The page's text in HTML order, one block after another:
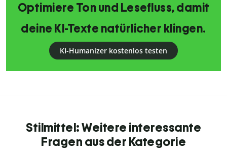
Optimiere Ton und Lesefluss, damit
deine KI-Texte natürlicher klingen.
KI-Humanizer kostenlos testen
Stilmittel: Weitere interessante
Fragen aus der Kategorie